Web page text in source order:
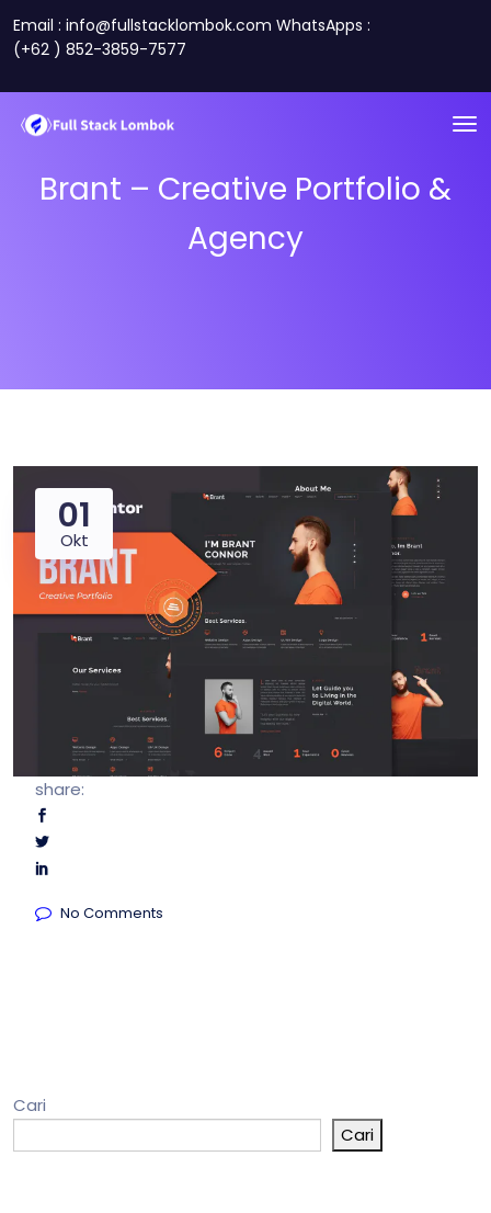
Email : info@fullstacklombok.com WhatsApps :
(+62 ) 852-3859-7577
Brant – Creative Portfolio &
Agency
01
Okt
share:
No Comments
Cari
Cari